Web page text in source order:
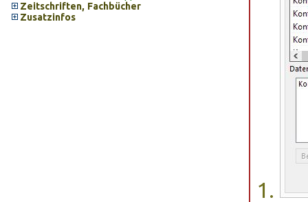
Zeitschriften, Fachbücher
Zusatzinfos